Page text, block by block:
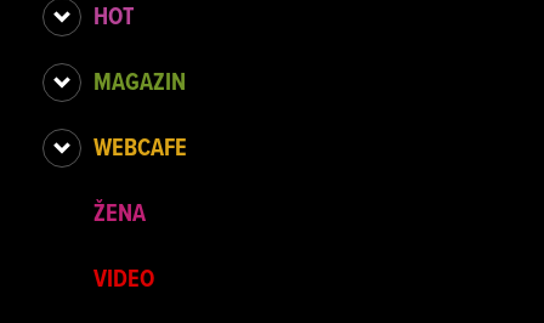
HOT
MAGAZIN
WEBCAFE
ŽENA
VIDEO